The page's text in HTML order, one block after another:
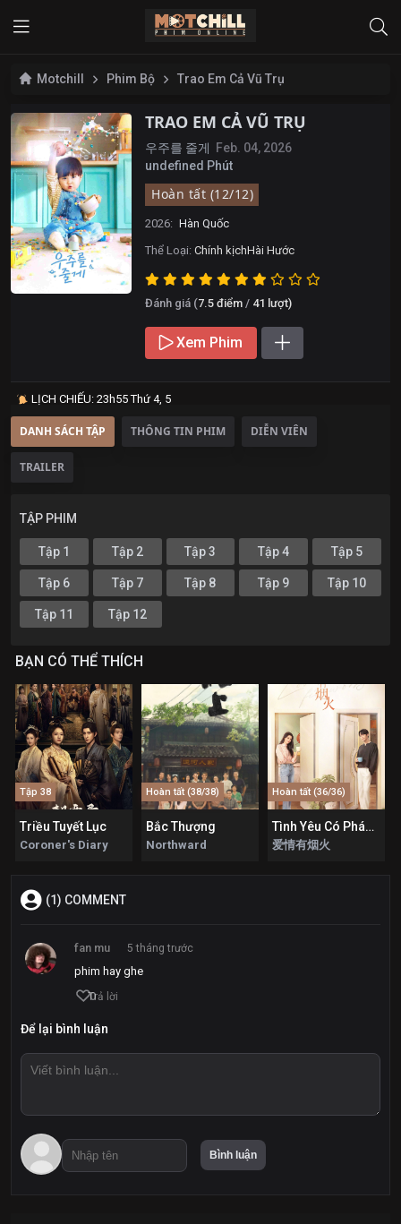
Motchill Phim Bộ Trao Em Cả Vũ Trụ
TRAO EM CẢ VŨ TRỤ
우주를 줄게
Feb. 04, 2026
undefined Phút
Hoàn tất (12/12)
2026: Hàn Quốc
Thể Loại: Chính kịchHài Hước
Đánh giá (7.5 điểm / 41 lượt)
Xem Phim
LỊCH CHIẾU: 23h55 Thứ 4, 5
DANH SÁCH TẬP THÔNG TIN PHIM DIỄN VIÊN
TRAILER
TẬP PHIM
Tập 1 Tập 2 Tập 3 Tập 4 Tập 5
Tập 6 Tập 7 Tập 8 Tập 9 Tập 10
Tập 11 Tập 12
BẠN CÓ THỂ THÍCH
Triều Tuyết Lục
Coroner's Diary
Tập 38
Bắc Thượng
Northward
Hoàn tất (38/38)
Tình Yêu Có Pháo Hoa
爱情有烟火
Hoàn tất (36/36)
(1) COMMENT
fan mu 5 tháng trước
phim hay ghe
0
Trả lời
Để lại bình luận